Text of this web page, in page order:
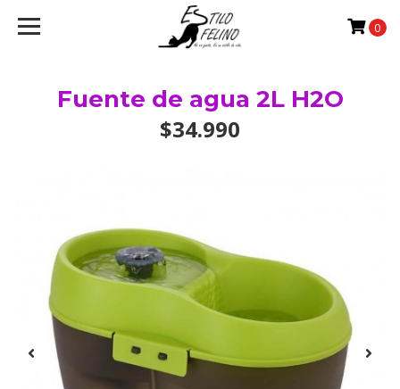
0
Fuente de agua 2L H2O
$34.990